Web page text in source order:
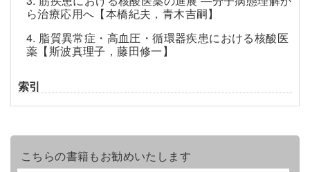
ら治療応用へ【本橋紀夫，青木吉嗣】
4. 脂質異常症・高血圧・循環器疾患における核酸医
薬【斯波真理子，藤田修一】
索引
こちらの書籍もお勧めいたします